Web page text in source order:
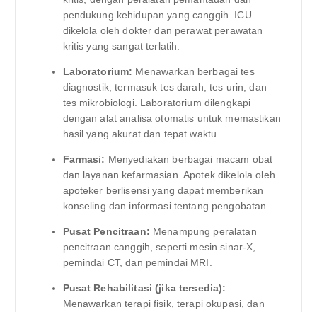
pendukung kehidupan yang canggih. ICU
dikelola oleh dokter dan perawat perawatan
kritis yang sangat terlatih.
Laboratorium: Menawarkan berbagai tes
diagnostik, termasuk tes darah, tes urin, dan
tes mikrobiologi. Laboratorium dilengkapi
dengan alat analisa otomatis untuk memastikan
hasil yang akurat dan tepat waktu.
Farmasi: Menyediakan berbagai macam obat
dan layanan kefarmasian. Apotek dikelola oleh
apoteker berlisensi yang dapat memberikan
konseling dan informasi tentang pengobatan.
Pusat Pencitraan: Menampung peralatan
pencitraan canggih, seperti mesin sinar-X,
pemindai CT, dan pemindai MRI.
Pusat Rehabilitasi (jika tersedia):
Menawarkan terapi fisik, terapi okupasi, dan